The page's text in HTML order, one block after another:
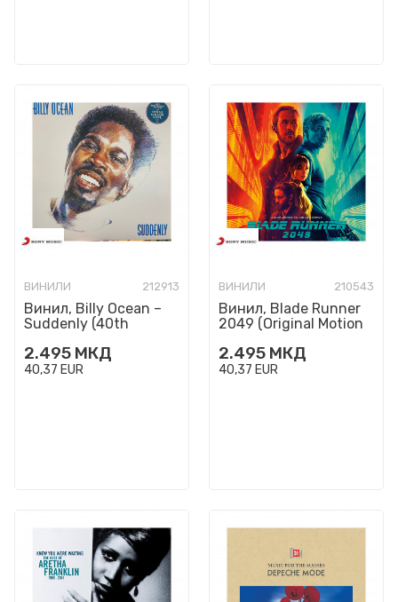
ВИНИЛИ 212913
Винил, Billy Ocean –
Suddenly (40th
2.495 МКД
40,37 EUR
ВИНИЛИ 210543
Винил, Blade Runner
2049 (Original Motion
2.495 МКД
40,37 EUR